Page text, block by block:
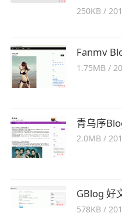
250KB /
Fanmv
1.75MB /
青乌序
2.0MB /
GBlog 好
578KB /